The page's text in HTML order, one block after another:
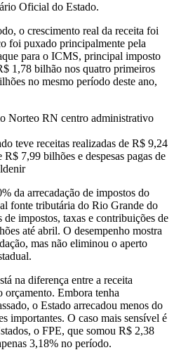
Oficial do Estado.
o crescimento real da receita foi
foi puxado principalmente pela
para o ICMS, principal imposto
1,78 bilhão nos quatro primeiros
no mesmo período deste ano,
teve receitas realizadas de R$ 9,24
7,99 bilhões e despesas pagas de
da arrecadação de impostos do
fonte tributária do Rio Grande do
impostos, taxas e contribuições de
até abril. O desempenho mostra
mas não eliminou o aperto
na diferença entre a receita
orçamento. Embora tenha
o Estado arrecadou menos do
importantes. O caso mais sensível é
o FPE, que somou R$ 2,38
3,18% no período.